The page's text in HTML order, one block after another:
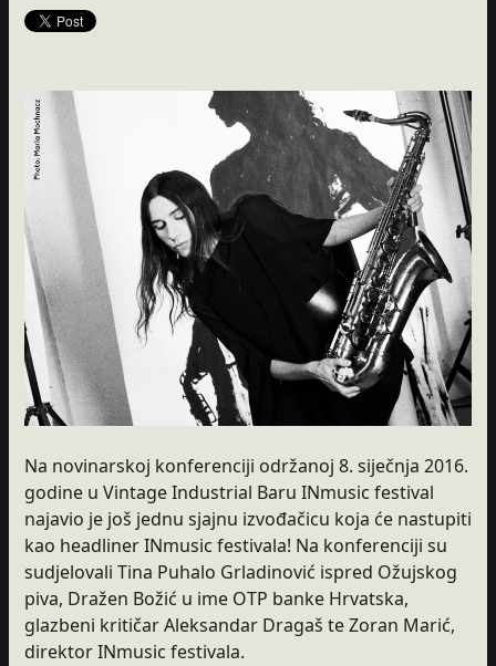
Na novinarskoj konferenciji održanoj 8. siječnja 2016.
godine u Vintage Industrial Baru INmusic festival
najavio je još jednu sjajnu izvođačicu koja će nastupiti
kao headliner INmusic festivala! Na konferenciji su
sudjelovali Tina Puhalo Grladinović ispred Ožujskog
piva, Dražen Božić u ime OTP banke Hrvatska,
glazbeni kritičar Aleksandar Dragaš te Zoran Marić,
direktor INmusic festivala.